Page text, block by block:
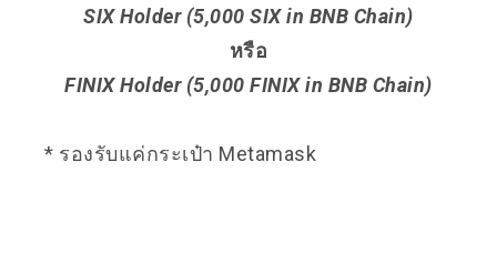
SIX Holder (5,000 SIX in BNB Chain)
หรือ
FINIX Holder (5,000 FINIX in BNB Chain)
* รองรับแค่กระเป๋า Metamask